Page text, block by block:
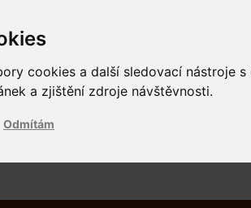
cookies a další sledovací nástroje
a zjištění zdroje návštěvnosti.
Odmítám